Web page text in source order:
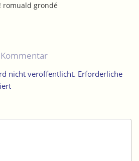
romuald grondé
nicht veröffentlicht. Erforderliche